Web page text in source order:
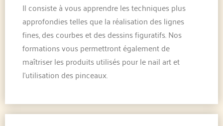
Il consiste à vous apprendre les techniques plus
approfondies telles que la réalisation des lignes
fines, des courbes et des dessins figuratifs. Nos
formations vous permettront également de
maîtriser les produits utilisés pour le nail art et
l’utilisation des pinceaux.